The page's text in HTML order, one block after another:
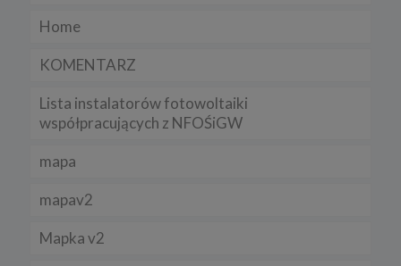
Home
KOMENTARZ
Lista instalatorów fotowoltaiki
współpracujących z NFOŚiGW
mapa
mapav2
Mapka v2